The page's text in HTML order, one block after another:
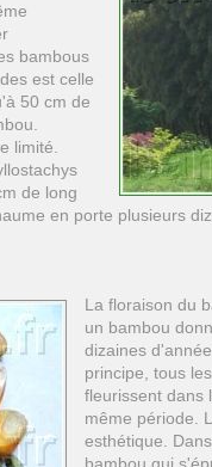
bambous
est celle
50 cm de
limité.
de long
en porte plusieurs
La floraison du
un bambou
dizaines
principe, tous
fleurissent dans
même période.
esthétique.